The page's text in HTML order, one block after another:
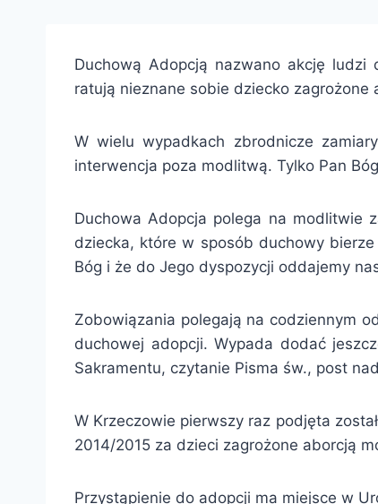
Duchową Adopcją nazwano akcję
ratują nieznane sobie dziecko zagrożone
W wielu wypadkach zbrodnicze
interwencja poza modlitwą. Tylko Pan
Duchowa Adopcja polega na modlitwie
dziecka, które w sposób duchowy
Bóg i że do Jego dyspozycji oddajemy
Zobowiązania polegają na codziennym
duchowej adopcji. Wypada dodać
Sakramentu, czytanie Pisma św., post
W Krzeczowie pierwszy raz podjęta
2014/2015 za dzieci zagrożone aborcją
Przystąpienie do adopcji ma miejsce w